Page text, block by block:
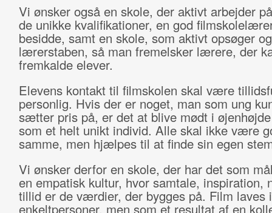
Vi ønsker også en skole, der aktivt arbejder
de unikke kvalifikationer, en god
besidde, samt en skole, som aktivt opsøger
lærerstaben, så man fremelsker lærere, der
fremkalde elever.
Elevens kontakt til filmskolen skal være
personlig. Hvis der er noget, man som ung
sætter pris på, er det at blive mødt i
som et helt unikt individ. Alle skal ikke være
samme, men hjælpes til at finde sin egen
Vi ønsker derfor en skole, der har det som
en empatisk kultur, hvor samtale,
tillid er de værdier, der bygges på. Film laves
enkeltpersoner, men som et resultat af en